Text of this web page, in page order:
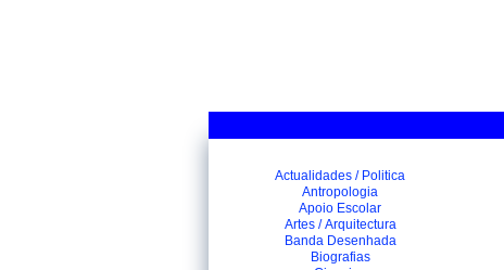
Actualidades / Politica
Antropologia
Apoio Escolar
Artes / Arquitectura
Banda Desenhada
Biografias